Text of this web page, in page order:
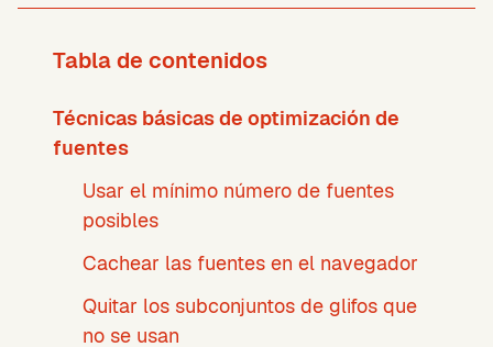
Tabla de contenidos
Técnicas básicas de optimización de
fuentes
Usar el mínimo número de fuentes
posibles
Cachear las fuentes en el navegador
Quitar los subconjuntos de glifos que
no se usan